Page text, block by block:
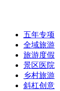
五年专项
全域旅游
旅游度假
景区医院
乡村旅游
斜杠创意